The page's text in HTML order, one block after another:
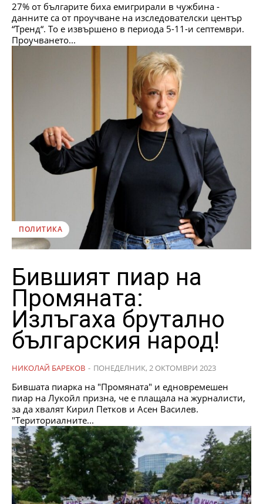
27% от българите биха емигрирали в чужбина -
данните са от проучване на изследователски център
“Тренд“. То е извършено в периода 5-11-и септември.
Проучването...
ПОЛИТИКА
Бившият пиар на
Промяната:
Излъгаха брутално
българския народ!
НИКОЛАЙ БАРЕКОВ - ПОНЕДЕЛНИК, 2 ОКТОМВРИ 2023
Бившата пиарка на "Промяната" и едновремешен
пиар на Лукойл призна, че е плащала на журналисти,
за да хвалят Кирил Петков и Асен Василев.
"Териториалните...